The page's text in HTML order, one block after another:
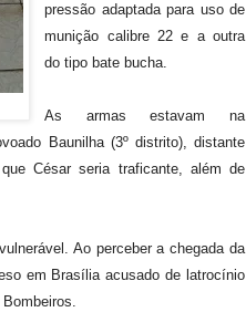
pressão adaptada para uso de
munição calibre 22 e a outra
do tipo bate bucha.
As armas estavam na
Baunilha (3º distrito), distante
César seria traficante, além de
Ao perceber a chegada da
em Brasília acusado de latrocínio